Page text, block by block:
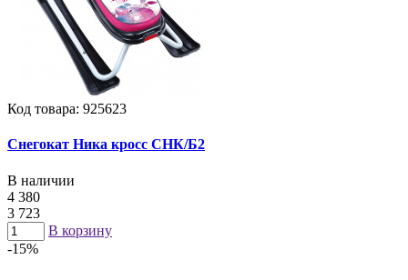
Код товара: 925623
Снегокат Ника кросс СНК/Б2
В наличии
4 380
3 723
В корзину
-15%